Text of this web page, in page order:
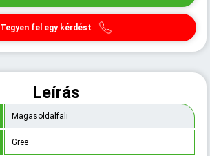
Tegyen fel egy kérdést
Leírás
Magasoldalfali
Gree